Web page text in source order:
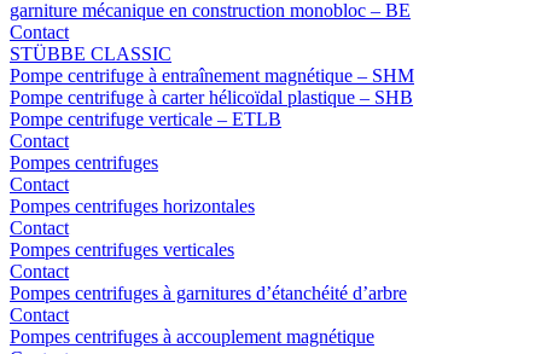
garniture mécanique en construction monobloc – BE
Contact
STÜBBE CLASSIC
Pompe centrifuge à entraînement magnétique – SHM
Pompe centrifuge à carter hélicoïdal plastique – SHB
Pompe centrifuge verticale – ETLB
Contact
Pompes centrifuges
Contact
Pompes centrifuges horizontales
Contact
Pompes centrifuges verticales
Contact
Pompes centrifuges à garnitures d’étanchéité d’arbre
Contact
Pompes centrifuges à accouplement magnétique